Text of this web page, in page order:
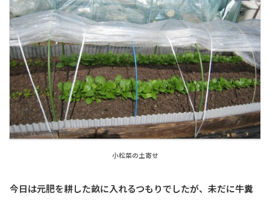
小松菜の土寄せ
今日は元肥を耕した畝に入れるつもりでしたが、未だに牛糞